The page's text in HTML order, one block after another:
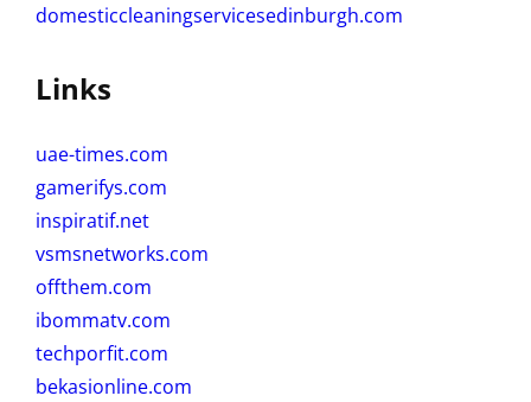
domesticcleaningservicesedinburgh.com
Links
uae-times.com
gamerifys.com
inspiratif.net
vsmsnetworks.com
offthem.com
ibommatv.com
techporfit.com
bekasionline.com